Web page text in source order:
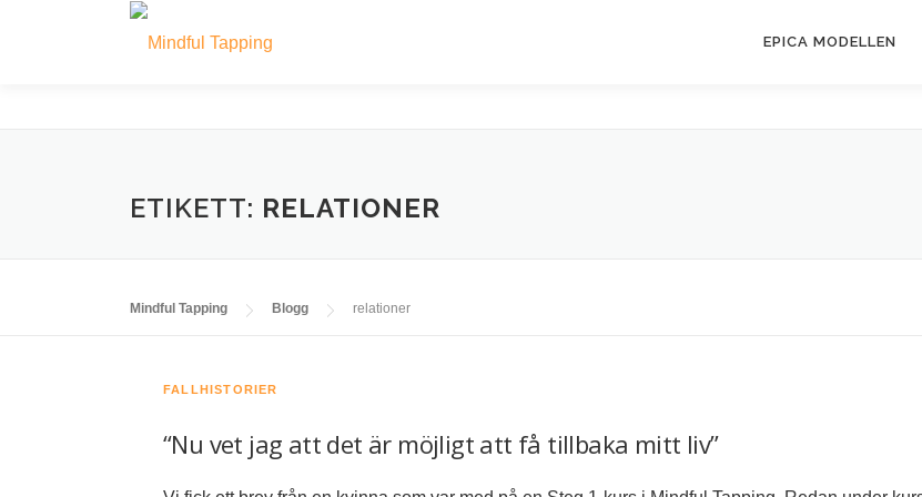
EPICA MODELLEN
ETIKETT: RELATIONER
Mindful Tapping Blogg relationer
FALLHISTORIER
“Nu vet jag att det är möjligt att få tillbaka mitt liv”